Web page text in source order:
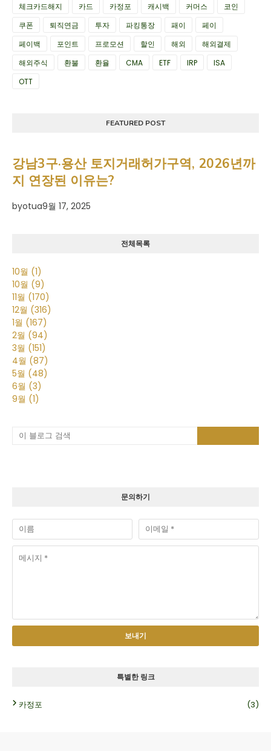
체크카드해지
카드 카정포 캐시백 커머스
코인
쿠폰
퇴직연금 투자 파킹통장 패이
페이
페이백
포인트 프로모션 할인 해외
해외결제
해외주식
환불 환율 CMA ETF IRP
ISA
OTT
FEATURED POST
강남3구·용산 토지거래허가구역, 2026년까
지 연장된 이유는?
byotua9월 17, 2025
전체목록
10월 (1)
10월 (9)
11월 (170)
12월 (316)
1월 (167)
2월 (94)
3월 (151)
4월 (87)
5월 (48)
6월 (3)
9월 (1)
문의하기
특별한 링크
카정포 (3)